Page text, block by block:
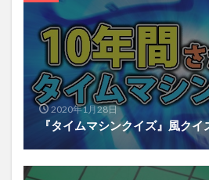
2020年1月28日
『タイムマシンクイズ』風クイ